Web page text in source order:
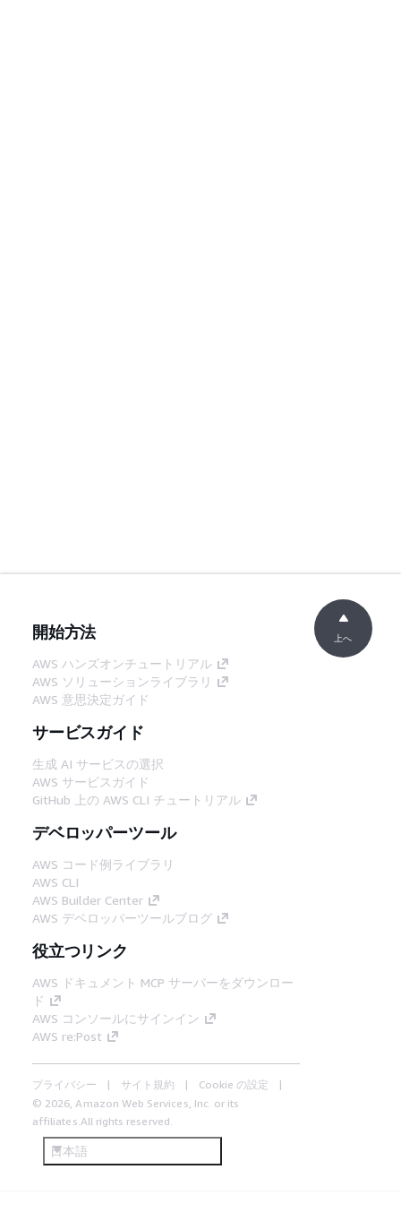
開始方法
AWS ハンズオンチュートリアル
AWS ソリューションライブラリ
AWS 意思決定ガイド
サービスガイド
生成 AI サービスの選択
AWS サービスガイド
GitHub 上の AWS CLI チュートリアル
デベロッパーツール
AWS コード例ライブラリ
AWS CLI
AWS Builder Center
AWS デベロッパーツールブログ
役立つリンク
AWS ドキュメント MCP サーバーをダウンロー
ド
AWS コンソールにサインイン
AWS re:Post
プライバシー サイト規約
Cookie の設定
© 2026, Amazon Web Services, Inc. or its
affiliates.All rights reserved.
日本語
上へ